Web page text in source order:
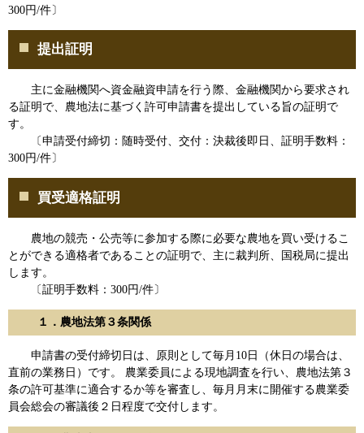
300円/件〕
提出証明
主に金融機関へ資金融資申請を行う際、金融機関から要求され
る証明で、農地法に基づく許可申請書を提出している旨の証明で
す。
〔申請受付締切：随時受付、交付：決裁後即日、証明手数料：
300円/件〕
買受適格証明
農地の競売・公売等に参加する際に必要な農地を買い受けるこ
とができる適格者であることの証明で、主に裁判所、国税局に提出
します。
〔証明手数料：300円/件〕
１．農地法第３条関係
申請書の受付締切日は、原則として毎月10日（休日の場合は、
直前の業務日）です。 農業委員による現地調査を行い、農地法第３
条の許可基準に適合するか等を審査し、毎月月末に開催する農業委
員会総会の審議後２日程度で交付します。